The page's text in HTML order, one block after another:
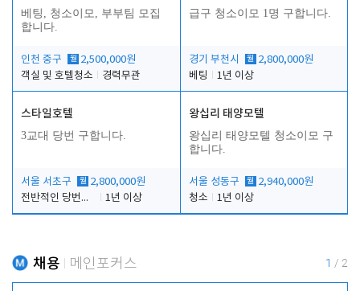
베팅, 청소이모, 부부팀 모집
합니다.
인천 중구 월 2,500,000원
객실 및 호텔청소
경력무관
급구 청소이모 1명 구합니다.
경기 부천시 월 2,800,000원
베팅
1년 이상
스타일호텔
3교대 당번 구합니다.
서울 서초구 월 2,800,000원
전반적인 당번업무
1년 이상
왕십리 태양모텔
왕십리 태양모텔 청소이모 구
합니다.
서울 성동구 월 2,940,000원
청소
1년 이상
채용 메인포커스 1 / 2